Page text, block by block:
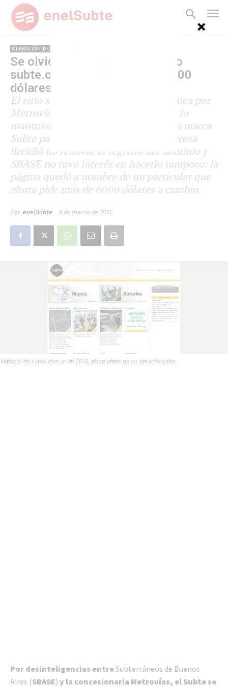
OPERACIÓN DEL SUBTE
Se olvidaron de renovar el sitio
subte.com.ar y ahora piden 6000
dólares de “rescate”
El sitio subte.com.ar fue puesto en línea por
Metrovías en 2002. La concesionaria lo
mantuvo activo hasta 2013, cuando la marca
Subte pasó a SBASE. En 2017, la empresa
decidió no renovar el registro del dominio y
SBASE no tuvo interés en hacerlo tampoco: la
página quedó a nombre de un particular que
ahora pide más de 6000 dólares a cambio.
Por enelSubte 4 de marzo de 2021
Aspecto de subte.com.ar en 2013, poco antes de su desactivación.
Por desinteligencias entreSubterráneos de Buenos
Aires (SBASE) y la concesionaria Metrovías, el Subte se